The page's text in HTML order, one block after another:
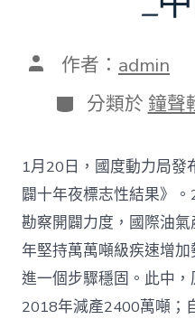
文 作者： admin
分
類
分類於 鐘聲
1月20日，國度動力局發
闢十年夜標志性結果》
勘察開闢力度，國際油
年堅持萬萬噸級疾速增
進一個步驟穩固。此中
2018年減產2400萬噸；